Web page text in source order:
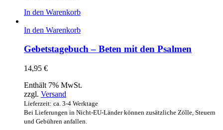
In den Warenkorb
In den Warenkorb
Gebetstagebuch – Beten mit den Psalmen
14,95 €
Enthält 7% MwSt.
zzgl. Versand
Lieferzeit: ca. 3-4 Werktage
Bei Lieferungen in Nicht-EU-Länder können zusätzliche Zölle, Steuern
und Gebühren anfallen.